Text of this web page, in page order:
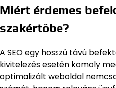
Miért érdemes
szakértőbe?
A SEO egy hosszú távú
kivitelezés esetén komoly
optimalizált weboldal